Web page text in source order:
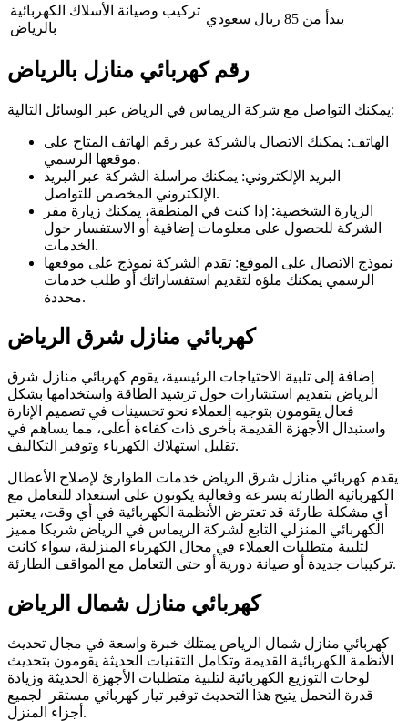
تركيب وصيانة الأسلاك الكهربائية
بالرياض
يبدأ من 85 ريال سعودي
رقم كهربائي منازل بالرياض
يمكنك التواصل مع شركة الريماس في الرياض عبر الوسائل التالية:
الهاتف: يمكنك الاتصال بالشركة عبر رقم الهاتف المتاح على
موقعها الرسمي.
البريد الإلكتروني: يمكنك مراسلة الشركة عبر البريد
الإلكتروني المخصص للتواصل.
الزيارة الشخصية: إذا كنت في المنطقة، يمكنك زيارة مقر
الشركة للحصول على معلومات إضافية أو الاستفسار حول
الخدمات.
نموذج الاتصال على الموقع: تقدم الشركة نموذج على موقعها
الرسمي يمكنك ملؤه لتقديم استفساراتك أو طلب خدمات
محددة.
كهربائي منازل شرق الرياض
إضافة إلى تلبية الاحتياجات الرئيسية، يقوم كهربائي منازل شرق
الرياض بتقديم استشارات حول ترشيد الطاقة واستخدامها بشكل
فعال يقومون بتوجيه العملاء نحو تحسينات في تصميم الإنارة
واستبدال الأجهزة القديمة بأخرى ذات كفاءة أعلى، مما يساهم في
تقليل استهلاك الكهرباء وتوفير التكاليف.
يقدم كهربائي منازل شرق الرياض خدمات الطوارئ لإصلاح الأعطال
الكهربائية الطارئة بسرعة وفعالية يكونون على استعداد للتعامل مع
أي مشكلة طارئة قد تعترض الأنظمة الكهربائية في أي وقت، يعتبر
الكهربائي المنزلي التابع لشركة الريماس في الرياض شريكا مميز
لتلبية متطلبات العملاء في مجال الكهرباء المنزلية، سواء كانت
تركيبات جديدة أو صيانة دورية أو حتى التعامل مع المواقف الطارئة.
كهربائي منازل شمال الرياض
كهربائي منازل شمال الرياض يمتلك خبرة واسعة في مجال تحديث
الأنظمة الكهربائية القديمة وتكامل التقنيات الحديثة يقومون بتحديث
لوحات التوزيع الكهربائية لتلبية متطلبات الأجهزة الحديثة وزيادة
قدرة التحمل يتيح هذا التحديث توفير تيار كهربائي مستقر لجميع
أجزاء المنزل.